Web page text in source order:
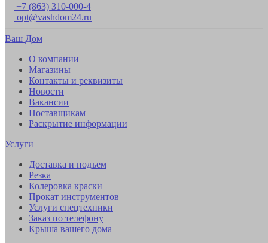
+7 (863) 310-000-4
opt@vashdom24.ru
Ваш Дом
О компании
Магазины
Контакты и реквизиты
Новости
Вакансии
Поставщикам
Раскрытие информации
Услуги
Доставка и подъем
Резка
Колеровка краски
Прокат инструментов
Услуги спецтехники
Заказ по телефону
Крыша вашего дома